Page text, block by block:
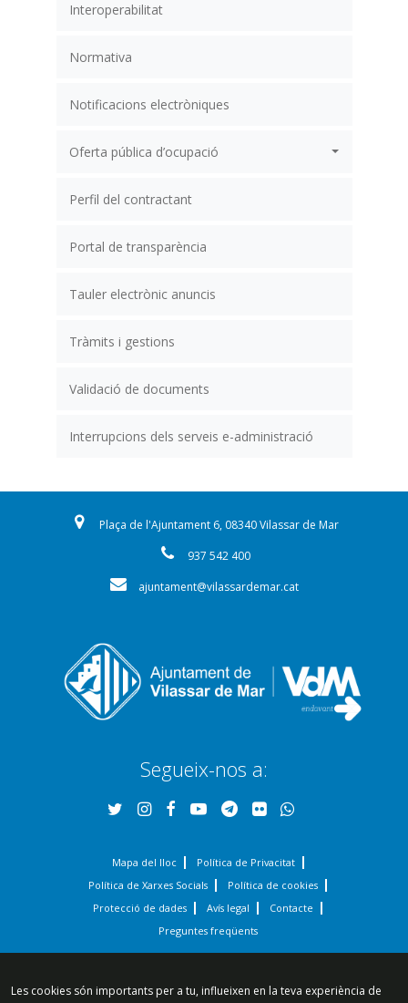
Interoperabilitat
Normativa
Notificacions electròniques
Oferta pública d’ocupació
Perfil del contractant
Portal de transparència
Tauler electrònic anuncis
Tràmits i gestions
Validació de documents
Interrupcions dels serveis e-administració
Plaça de l'Ajuntament 6, 08340 Vilassar de Mar
937 542 400
ajuntament@vilassardemar.cat
Segueix-nos a:
Mapa del lloc
Política de Privacitat
Política de Xarxes Socials
Política de cookies
Protecció de dades
Avís legal
Contacte
Preguntes freqüents
Les cookies són importants per a tu, influeixen en la teva experiència de